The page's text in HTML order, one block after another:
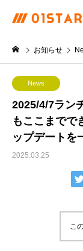
お知らせ
News
2025/4/7ラン
もここまでで
ップデートを
2025.03.25
こ